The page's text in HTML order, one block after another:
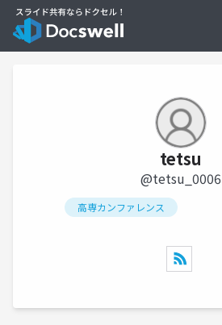
tetsu
@tetsu_0006
高専カンファレンス